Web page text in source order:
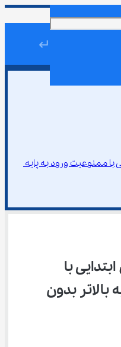
↵
ممنوعیت ورود به پایه
با
بدون